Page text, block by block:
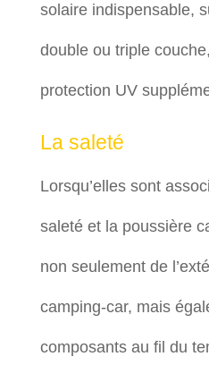
solaire indispensable,
double ou triple
protection UV
La saleté
Lorsqu’elles sont
saleté et la poussière
non seulement de
camping-car, mais
composants au fil du